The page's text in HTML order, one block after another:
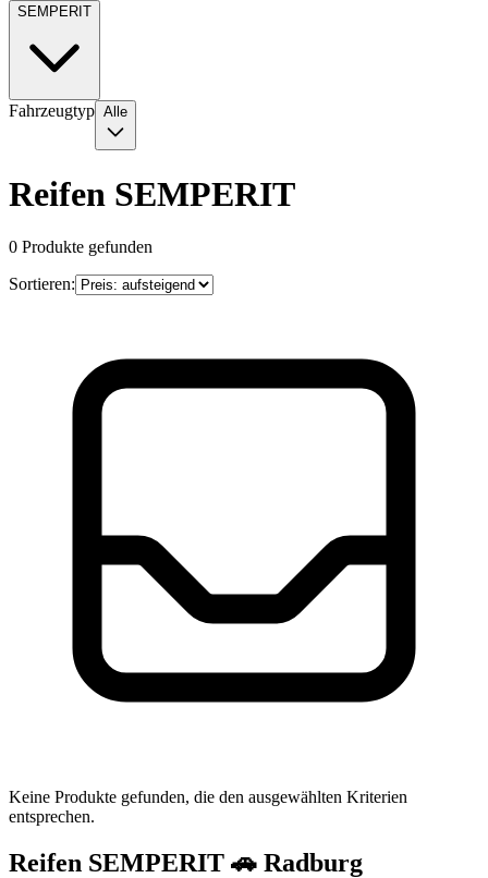
SEMPERIT
Fahrzeugtyp Alle
Reifen SEMPERIT
0 Produkte gefunden
Sortieren:
Keine Produkte gefunden, die den ausgewählten Kriterien
entsprechen.
Reifen SEMPERIT 🚗 Radburg